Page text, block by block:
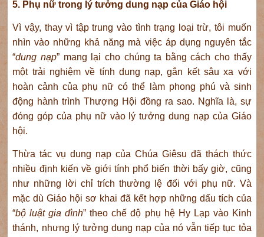
5. Phụ nữ trong lý tưởng dung nạp của Giáo hội
Vì vậy, thay vì tập trung vào tình trạng loại trừ, tôi muốn
nhìn vào những khả năng mà việc áp dụng nguyên tắc
“dung nạp” mang lại cho chúng ta bằng cách cho thấy
một trải nghiệm về tính dung nạp, gắn kết sâu xa với
hoàn cảnh của phụ nữ có thể làm phong phú và sinh
động hành trình Thượng Hội đồng ra sao. Nghĩa là, sự
đóng góp của phụ nữ vào lý tưởng dung nạp của Giáo
hội.
Thừa tác vụ dung nạp của Chúa Giêsu đã thách thức
nhiều định kiến về giới tính phổ biến thời bấy giờ, cũng
như những lời chỉ trích thường lệ đối với phụ nữ. Và
mặc dù Giáo hội sơ khai đã kết hợp những dấu tích của
“bộ luật gia đình” theo chế độ phụ hệ Hy Lạp vào Kinh
thánh, nhưng lý tưởng dung nạp của nó vẫn tiếp tục tỏa